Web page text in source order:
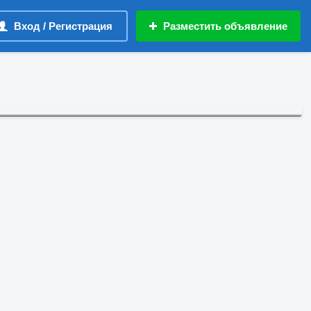
Вход / Регистрация Разместить объявление